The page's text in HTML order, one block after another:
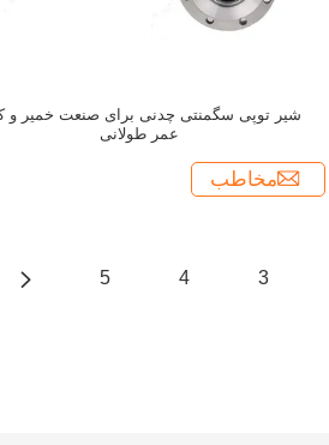
شیر توپی سگمنتی چدنی برای صنعت خمیر و
عمر طولانی
مخاطب
3
4
5